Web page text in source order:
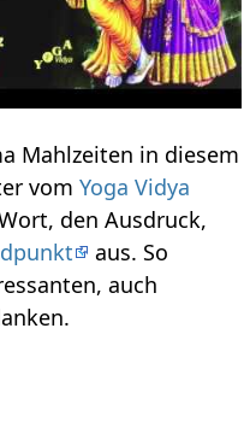
in diesem
vomYoga Vidya
den Ausdruck,
aus. So
auch